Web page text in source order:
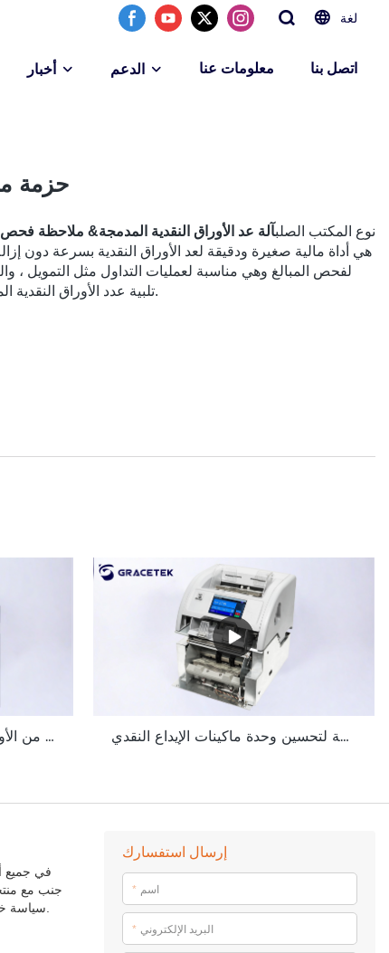
لغة
أخبار الدعم معلومات عنا اتصل بنا
حزمة
نوع المكتب الصلبآلة عد الأوراق النقدية المدمجة& ملاحظة فحص
هي أداة مالية صغيرة ودقيقة لعد الأوراق النقدية بسرعة
لفحص المبالغ وهي مناسبة لعمليات التداول مثل التمويل ،
تلبية عدد الأوراق النقدية المختلفة ، مثل الأوراق النقدية وفواتير المستندات.
آلة الإيداع النقدي ذات الحجم الكبير أداة التحقق من الأوراق النقدية لبيئة المكتب الخلفي GDM-300 ميزات فريدة مصممة لتحسين وحدة ماكينات الإيداع النقدي Grace GDM100
جنب مع
إذا كنت تريد معرفة المزيد من التفاصيل ، يسعدنا إخبارك. تطبق شركة Beijing Grace Ratecolor Technology Co.، Ltd. سياسة خدمة عملاء وإجراءات قياسية ممتازة.
إرسال استفسارك
* اسم
* البريد الإلكتروني